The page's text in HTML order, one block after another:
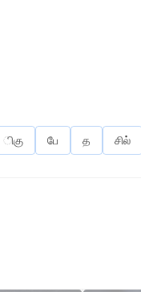
ிகு பே த சில்